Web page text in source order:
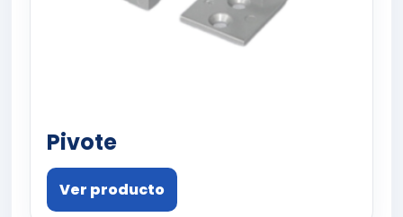
Pivote
Ver producto